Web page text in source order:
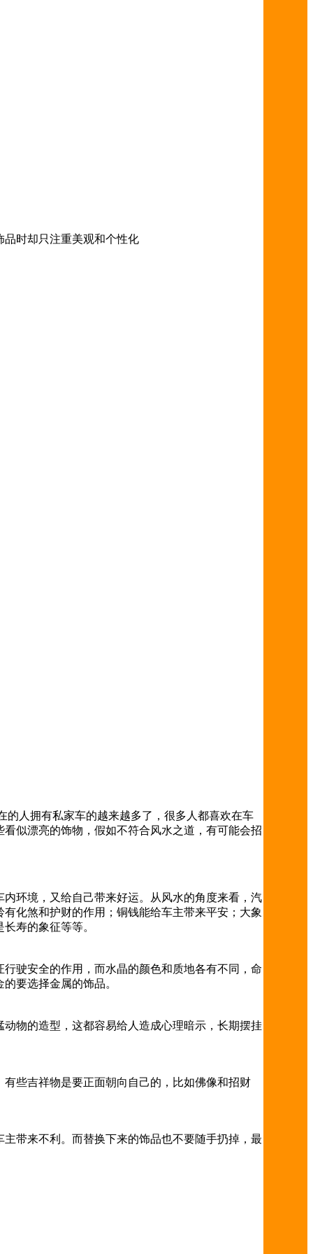
时却只注重美观和个性化
的人拥有私家车的越来越多了，很多人都喜欢在车
似漂亮的饰物，假如不符合风水之道，有可能会招
环境，又给自己带来好运。从风水的角度来看，汽
化煞和护财的作用；铜钱能给车主带来平安；大象
寿的象征等等。
驶安全的作用，而水晶的颜色和质地各有不同，命
要选择金属的饰品。
物的造型，这都容易给人造成心理暗示，长期摆挂
些吉祥物是要正面朝向自己的，比如佛像和招财
带来不利。而替换下来的饰品也不要随手扔掉，最